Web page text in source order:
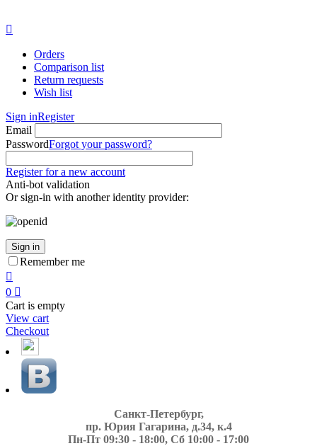

Orders
Comparison list
Return requests
Wish list
Sign inRegister
Email
PasswordForgot your password?
Register for a new account
Anti-bot validation
Or sign-in with another identity provider:
Sign in
Remember me

0 
Cart is empty
View cart
Checkout
Санкт-Петербург,
пр. Юрия Гагарина, д.34, к.4
Пн-Пт 09:30 - 18:00, Сб 10:00 - 17:00